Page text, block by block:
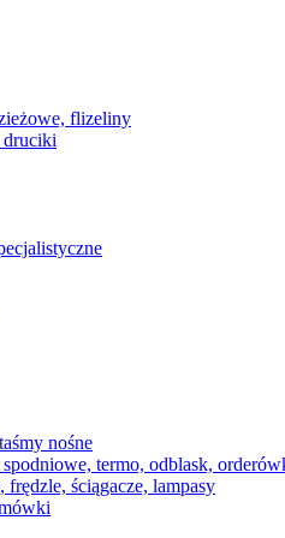
flizeliny
druciki
nośne
spodniowe, termo, odblask,
frędzle, ściągacze, lampasy